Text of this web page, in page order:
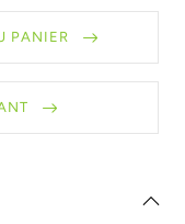
PANIER